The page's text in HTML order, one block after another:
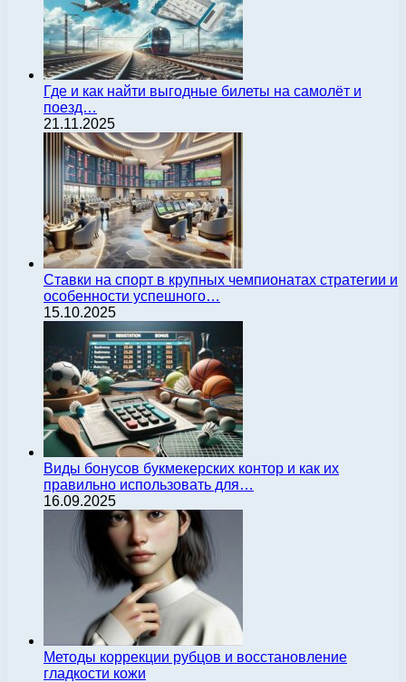
Где и как найти выгодные билеты на самолёт и
поезд…
21.11.2025
Ставки на спорт в крупных чемпионатах стратегии и
особенности успешного…
15.10.2025
Виды бонусов букмекерских контор и как их
правильно использовать для…
16.09.2025
Методы коррекции рубцов и восстановление
гладкости кожи